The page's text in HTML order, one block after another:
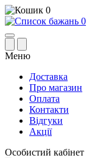
0
0
Меню
Доставка
Про магазин
Оплата
Контакти
Відгуки
Акції
Особистий кабінет